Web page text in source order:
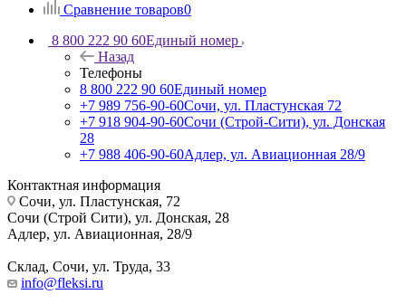
Сравнение товаров0
8 800 222 90 60Единый номер
Назад
Телефоны
8 800 222 90 60Единый номер
+7 989 756-90-60Сочи, ул. Пластунская 72
+7 918 904-90-60Сочи (Строй-Сити), ул. Донская
28
+7 988 406-90-60Адлер, ул. Авиационная 28/9
Контактная информация
Сочи, ул. Пластунская, 72
Сочи (Строй Сити), ул. Донская, 28
Адлер, ул. Авиационная, 28/9
Склад, Сочи, ул. Труда, 33
info@fleksi.ru